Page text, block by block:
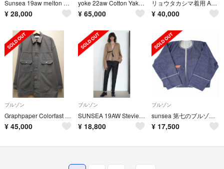
Sunsea 19aw melton stadium blouson size3
¥ 28,000
yoke 22aw Cotton Yak Zip Blouson
¥ 65,000
リョウタカシマ着用 Apocrypha. ミリタリーブルゾン
¥ 40,000
ブルゾン
Graphpaper Colorfast Denim Blouson 2
¥ 45,000
ブルゾン
SUNSEA 19AW Stevie's N.M Brushed Bluson
¥ 18,800
ブルゾン
sunsea 第七のブルゾン(マリート様専用)
¥ 17,500